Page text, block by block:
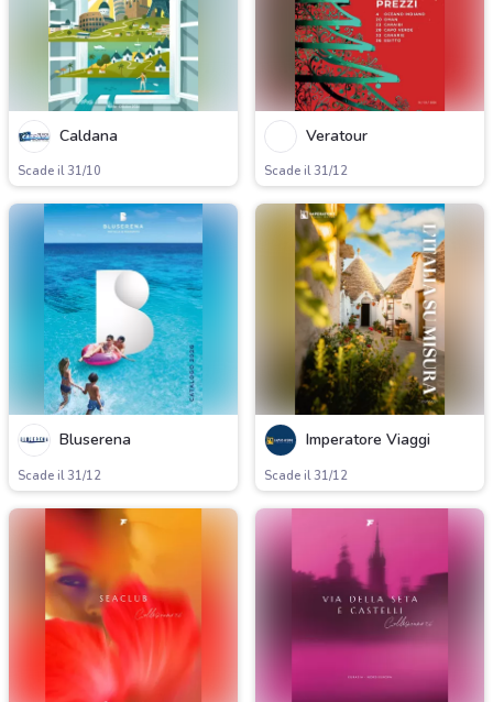
Caldana
Scade il 31/10
Veratour
Scade il 31/12
Bluserena
Scade il 31/12
Imperatore Viaggi
Scade il 31/12